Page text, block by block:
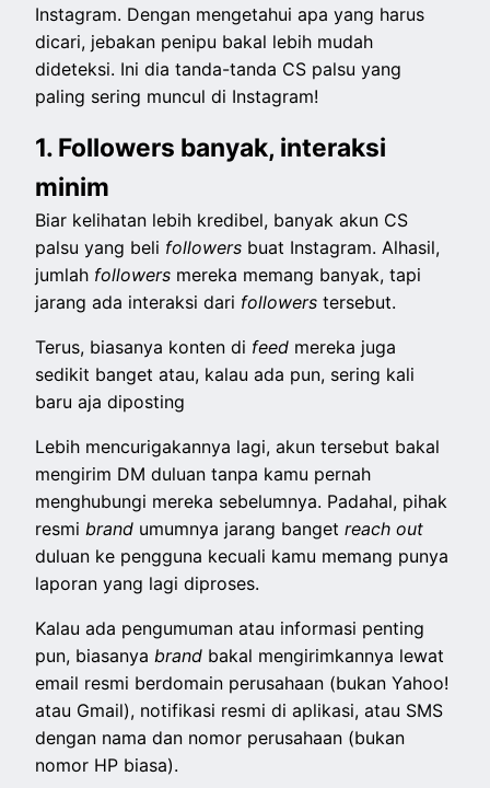
Instagram. Dengan mengetahui apa yang harus
dicari, jebakan penipu bakal lebih mudah
dideteksi. Ini dia tanda-tanda CS palsu yang
paling sering muncul di Instagram!
1. Followers banyak, interaksi
minim
Biar kelihatan lebih kredibel, banyak akun CS
palsu yang beli followers buat Instagram. Alhasil,
jumlah followers mereka memang banyak, tapi
jarang ada interaksi dari followerstersebut.
Terus, biasanya konten di feed mereka juga
sedikit banget atau, kalau ada pun, sering kali
baru aja diposting
Lebih mencurigakannya lagi, akun tersebut bakal
mengirim DM duluan tanpa kamu pernah
menghubungi mereka sebelumnya. Padahal, pihak
resmibrand umumnya jarang bangetreach out
duluan ke pengguna kecuali kamu memang punya
laporan yang lagi diproses.
Kalau ada pengumuman atau informasi penting
pun, biasanyabrand bakal mengirimkannya lewat
email resmi berdomain perusahaan (bukan Yahoo!
atau Gmail), notifikasi resmi di aplikasi, atau SMS
dengan nama dan nomor perusahaan (bukan
nomor HP biasa).